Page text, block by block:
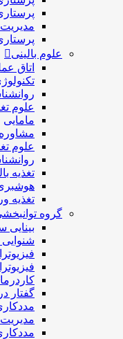
علوم بالینی
اتاق
علوم
مامایی
علوم
تغذیه
تغذيه
گروه
بینایی
گفتار